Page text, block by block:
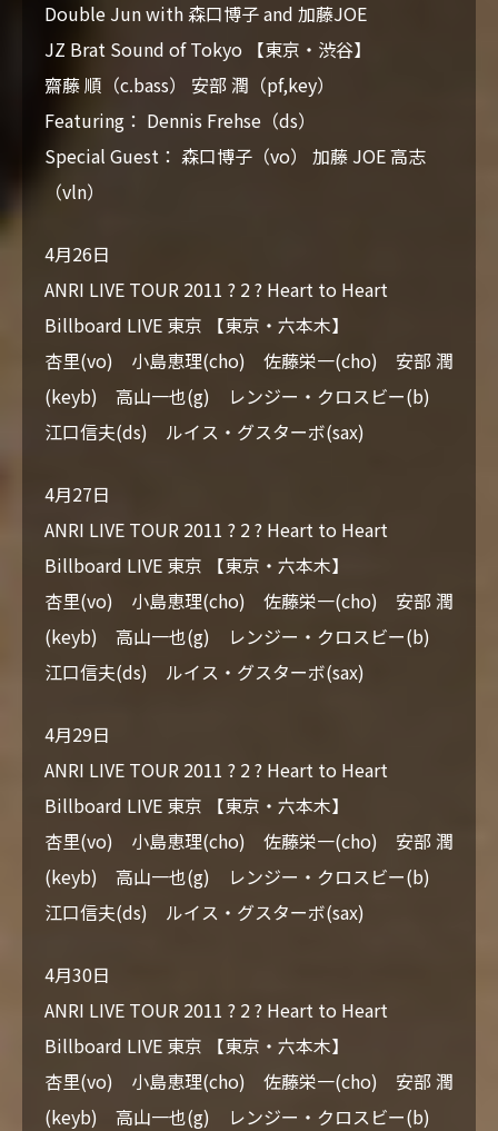
Double Jun with 森口博子 and 加藤JOE
JZ Brat Sound of Tokyo 【東京・渋谷】
齋藤 順（c.bass） 安部 潤（pf,key）
Featuring： Dennis Frehse（ds）
Special Guest： 森口博子（vo） 加藤 JOE 高志
（vln）
4月26日
ANRI LIVE TOUR 2011 ? 2 ? Heart to Heart
Billboard LIVE 東京 【東京・六本木】
杏里(vo) 小島恵理(cho) 佐藤栄一(cho) 安部 潤
(keyb) 高山一也(g) レンジー・クロスビー(b)
江口信夫(ds) ルイス・グスターボ(sax)
4月27日
ANRI LIVE TOUR 2011 ? 2 ? Heart to Heart
Billboard LIVE 東京 【東京・六本木】
杏里(vo) 小島恵理(cho) 佐藤栄一(cho) 安部 潤
(keyb) 高山一也(g) レンジー・クロスビー(b)
江口信夫(ds) ルイス・グスターボ(sax)
4月29日
ANRI LIVE TOUR 2011 ? 2 ? Heart to Heart
Billboard LIVE 東京 【東京・六本木】
杏里(vo) 小島恵理(cho) 佐藤栄一(cho) 安部 潤
(keyb) 高山一也(g) レンジー・クロスビー(b)
江口信夫(ds) ルイス・グスターボ(sax)
4月30日
ANRI LIVE TOUR 2011 ? 2 ? Heart to Heart
Billboard LIVE 東京 【東京・六本木】
杏里(vo) 小島恵理(cho) 佐藤栄一(cho) 安部 潤
(keyb) 高山一也(g) レンジー・クロスビー(b)